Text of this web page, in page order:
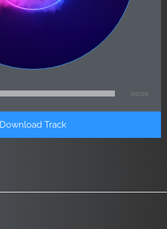
Audio
00:00
Download Track